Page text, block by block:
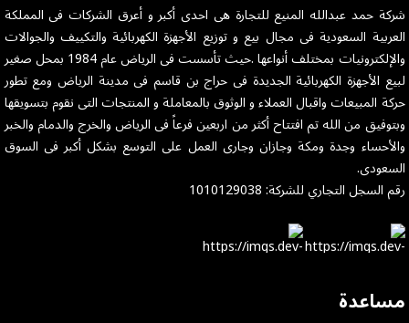
شركة حمد عبدالله المنيع للتجارة هى احدى أكبر و أعرق الشركات فى المملكة
العربية السعودية فى مجال بيع و توزيع الأجهزة الكهربائية والتكييف والجوالات
والإلكترونيات بمختلف أنواعها .حيث تأسست فى الرياض عام 1984 بمحل صغير
لبيع الأجهزة الكهربائية الجديدة فى حراج بن قاسم فى مدينة الرياض ومع تطور
حركة المبيعات واقبال العملاء و الوثوق بالمعاملة و المنتجات التى نقوم بتسويقها
وبتوفيق من الله تم افتتاح أكثر من اربعين فرعاً فى الرياض والخرج والدمام والخبر
والأحساء وجدة ومكة وجازان وجارى العمل على التوسع بشكل أكبر فى السوق
السعودى.
رقم السجل التجاري للشركة: 1010129038
مساعدة